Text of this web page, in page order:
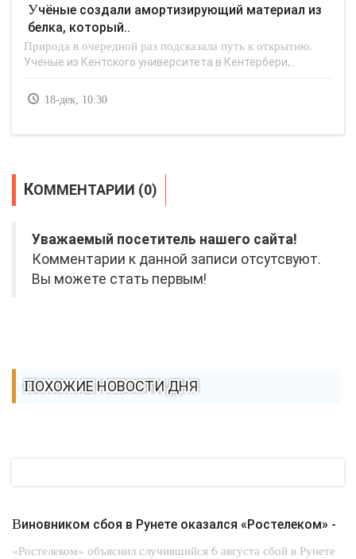
Учёные создали амортизирующий материал из
белка, который..
Природа в очередной раз подсказала путь к открытию.
Учёные из Кентского университета в Кентербери,..
18-дек, 10:30
КОММЕНТАРИИ (0)
Уважаемый посетитель нашего сайта!
Комментарии к данной записи отсутсвуют.
Вы можете стать первым!
ПОХОЖИЕ НОВОСТИ ДНЯ
Виновником сбоя в Рунете оказался «Ростелеком» -
«Ростелеком» объяснил случившийся 6 августа сбой в Рунете